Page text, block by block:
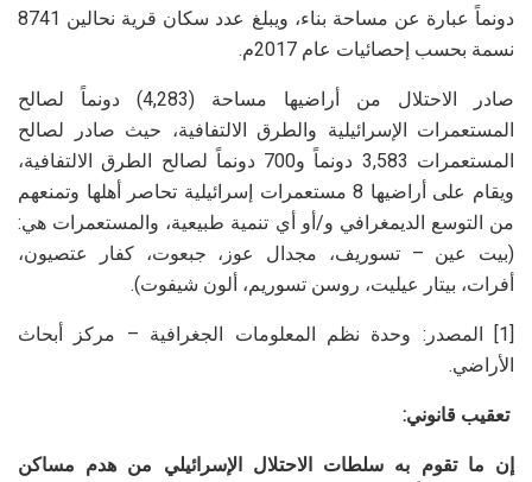
دونماً عبارة عن مساحة بناء، ويبلغ عدد سكان قرية نحالين 8741
نسمة بحسب إحصائيات عام 2017م.
صادر الاحتلال من أراضيها مساحة (4,283) دونماً لصالح
المستعمرات الإسرائيلية والطرق الالتفافية، حيث صادر لصالح
المستعمرات 3,583 دونماً و700 دونماً لصالح الطرق الالتفافية،
ويقام على أراضيها 8 مستعمرات إسرائيلية تحاصر أهلها وتمنعهم
من التوسع الديمغرافي و/أو أي تنمية طبيعية، والمستعمرات هي:
(بيت عين – تسوريف، مجدال عوز، جبعوت، كفار عتصيون،
أفرات، بيتار عيليت، روسن تسوريم، ألون شيفوت).
[1] المصدر: وحدة نظم المعلومات الجغرافية – مركز أبحاث
الأراضي.
تعقيب قانوني:
إن ما تقوم به سلطات الاحتلال الإسرائيلي من هدم مساكن